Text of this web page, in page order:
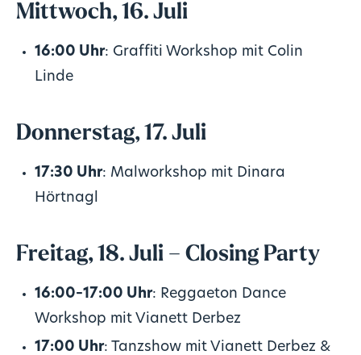
Mittwoch, 16. Juli
16:00 Uhr: Graffiti Workshop mit Colin
Linde
Donnerstag, 17. Juli
17:30 Uhr: Malworkshop mit Dinara
Hörtnagl
Freitag, 18. Juli – Closing Party
16:00–17:00 Uhr: Reggaeton Dance
Workshop mit Vianett Derbez
17:00 Uhr: Tanzshow mit Vianett Derbez &